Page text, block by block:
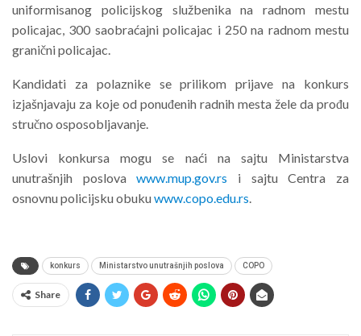
uniformisanog policijskog službenika na radnom mestu
policajac, 300 saobraćajni policajac i 250 na radnom mestu
granični policajac.
Kandidati za polaznike se prilikom prijave na konkurs
izjašnjavaju za koje od ponuđenih radnih mesta žele da prođu
stručno osposobljavanje.
Uslovi konkursa mogu se naći na sajtu Ministarstva
unutrašnjih poslovawww.mup.gov.rs i sajtu Centra za
osnovnu policijsku obukuwww.copo.edu.rs
konkurs Ministarstvo unutrašnjih poslova COPO
Share